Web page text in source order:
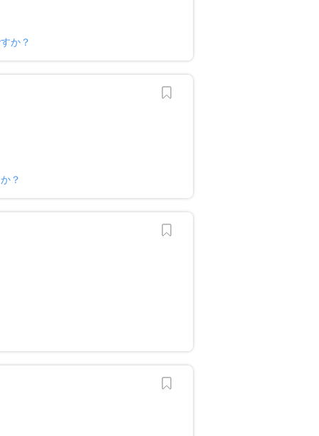
か？
？